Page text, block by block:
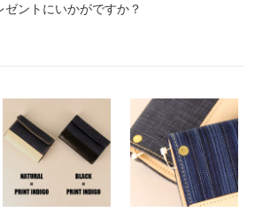
ゼントにいかがですか？